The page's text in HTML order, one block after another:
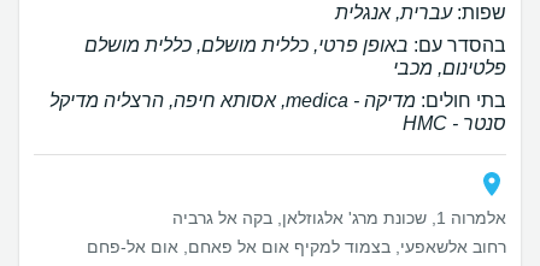
שפות:עברית, אנגלית
בהסדר עם: באופן פרטי, כללית מושלם, כללית מושלם
פלטינום, מכבי
בתי חולים:
‫מדיקה - medica, אסותא חיפה, הרצליה מדיקל
סנטר - HMC
אלמרוה 1, שכונת מרג' אלגוזלאן, בקה אל גרביה
רחוב אלשאפעי, בצמוד למקיף אום אל פאחם, אום אל-פחם